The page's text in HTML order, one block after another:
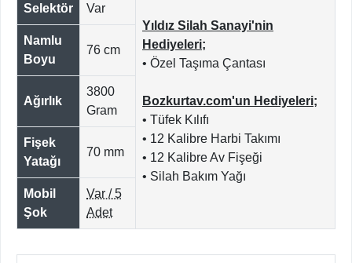
Selektör
Var
Yıldız Silah Sanayi'nin
Hediyeleri;
• Özel Taşıma Çantası
Bozkurtav.com'un Hediyeleri;
• Tüfek Kılıfı
• 12 Kalibre Harbi Takımı
• 12 Kalibre Av Fişeği
• Silah Bakım Yağı
Namlu
Boyu
76 cm
Ağırlık
3800
Gram
Fişek
Yatağı
70 mm
Mobil
Şok
Var / 5
Adet